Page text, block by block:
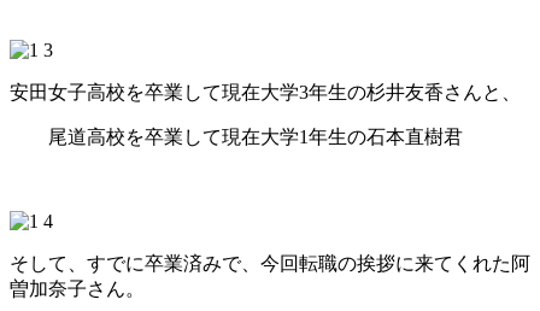
安田女子高校を卒業して現在大学3年生の杉井友香さんと、
尾道高校を卒業して現在大学1年生の石本直樹君
そして、すでに卒業済みで、今回転職の挨拶に来てくれた阿
曽加奈子さん。